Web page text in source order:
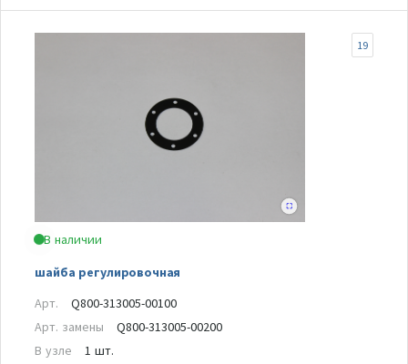
В наличии
шайба регулировочная
19
Арт.
Q800-313005-00100
Арт. замены
Q800-313005-00200
В узле
1 шт.